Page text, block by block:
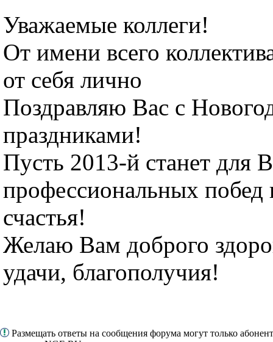
Уважаемые коллеги!
От имени всего
от себя лично
Поздравляю Вас с
праздниками!
Пусть 2013-й станет для
профессиональных побед
счастья!
Желаю Вам доброго
удачи, благополучия!
Размещать ответы на сообщения форума могут только